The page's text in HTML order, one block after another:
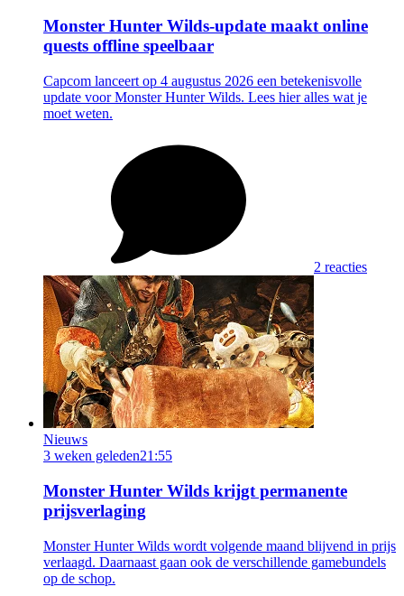
Monster Hunter Wilds-update maakt online
quests offline speelbaar
Capcom lanceert op 4 augustus 2026 een betekenisvolle
update voor Monster Hunter Wilds. Lees hier alles wat je
moet weten.
2 reacties
Nieuws
3 weken geleden21:55
Monster Hunter Wilds krijgt permanente
prijsverlaging
Monster Hunter Wilds wordt volgende maand blijvend in prijs
verlaagd. Daarnaast gaan ook de verschillende gamebundels
op de schop.